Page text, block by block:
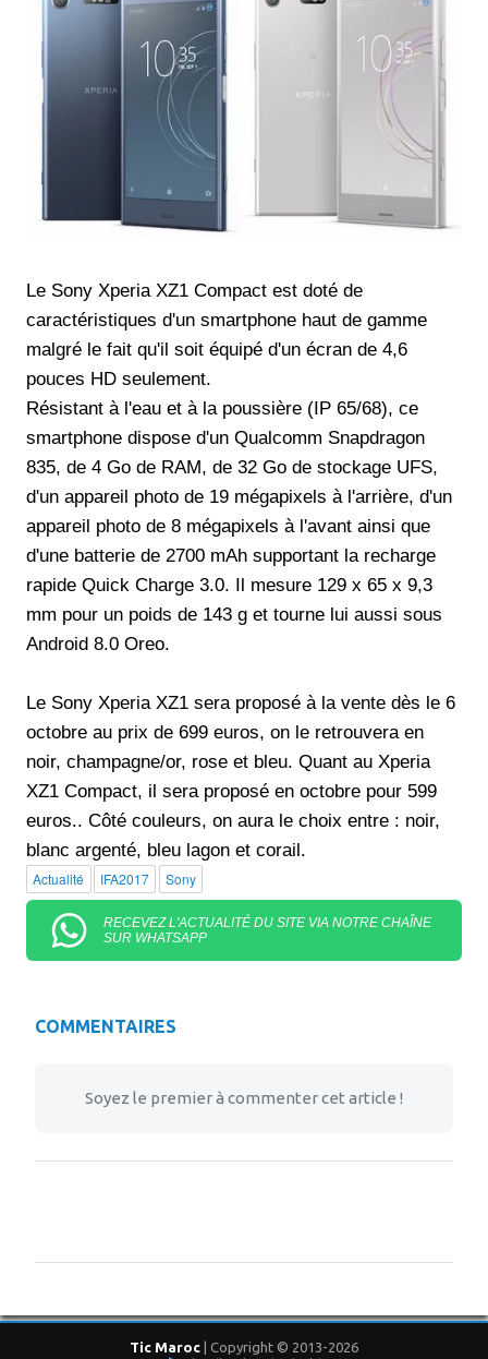
Le Sony Xperia XZ1 Compact est doté de
caractéristiques d'un smartphone haut de gamme
malgré le fait qu'il soit équipé d'un écran de 4,6
pouces HD seulement.
Résistant à l'eau et à la poussière (IP 65/68), ce
smartphone dispose d'un Qualcomm Snapdragon
835, de 4 Go de RAM, de 32 Go de stockage UFS,
d'un appareil photo de 19 mégapixels à l'arrière, d'un
appareil photo de 8 mégapixels à l'avant ainsi que
d'une batterie de 2700 mAh supportant la recharge
rapide Quick Charge 3.0. Il mesure 129 x 65 x 9,3
mm pour un poids de 143 g et tourne lui aussi sous
Android 8.0 Oreo.
Le Sony Xperia XZ1 sera proposé à la vente dès le 6
octobre au prix de 699 euros, on le retrouvera en
noir, champagne/or, rose et bleu. Quant au Xperia
XZ1 Compact, il sera proposé en octobre pour 599
euros.. Côté couleurs, on aura le choix entre : noir,
blanc argenté, bleu lagon et corail.
Actualité IFA2017 Sony
RECEVEZ L'ACTUALITÉ DU SITE VIA NOTRE CHAÎNE
SUR WHATSAPP
COMMENTAIRES
Soyez le premier à commenter cet article !
Tic Maroc | Copyright © 2013-2026